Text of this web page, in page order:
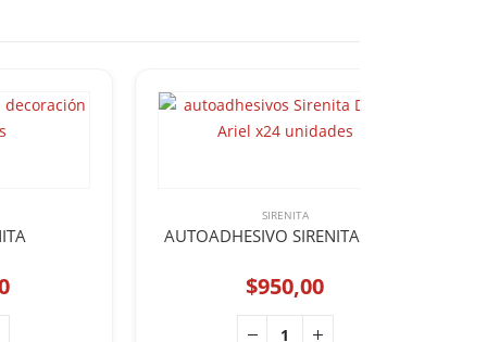
SIRENITA
AUTOADHESIVO SIRENITA x 24u
$950,00